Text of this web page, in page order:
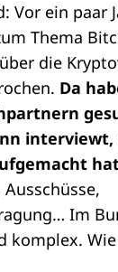
Vor ein paar
Thema
die
Da
interviewt,
Im
komplex.